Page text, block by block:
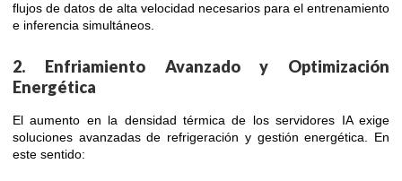
flujos de datos de alta velocidad necesarios para el entrenamiento
e inferencia simultáneos.
2. Enfriamiento Avanzado y Optimización
Energética
El aumento en la densidad térmica de los servidores IA exige
soluciones avanzadas de refrigeración y gestión energética. En
este sentido: